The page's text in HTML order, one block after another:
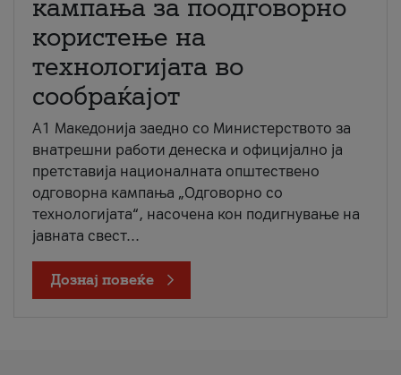
кампања за поодговорно
користење на
технологијата во
сообраќајот
A1 Македонија заедно со Министерството за
внатрешни работи денеска и официјално ја
претставија националната општествено
одговорна кампања „Одговорно со
технологијата“, насочена кон подигнување на
јавната свест...
Дознај повеќе